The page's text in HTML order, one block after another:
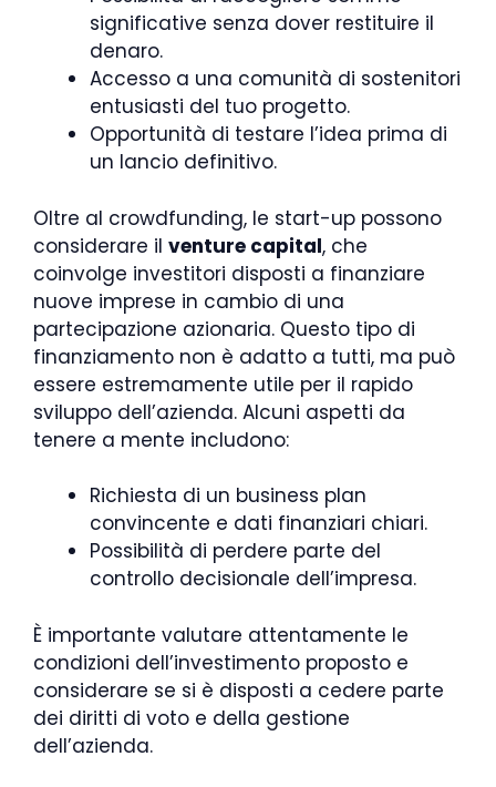
significative senza dover restituire il
denaro.
Accesso a una comunità di sostenitori
entusiasti del tuo progetto.
Opportunità di testare l’idea prima di
un lancio definitivo.
Oltre al crowdfunding, le start-up possono
considerare il venture capital, che
coinvolge investitori disposti a finanziare
nuove imprese in cambio di una
partecipazione azionaria. Questo tipo di
finanziamento non è adatto a tutti, ma può
essere estremamente utile per il rapido
sviluppo dell’azienda. Alcuni aspetti da
tenere a mente includono:
Richiesta di un business plan
convincente e dati finanziari chiari.
Possibilità di perdere parte del
controllo decisionale dell’impresa.
È importante valutare attentamente le
condizioni dell’investimento proposto e
considerare se si è disposti a cedere parte
dei diritti di voto e della gestione
dell’azienda.